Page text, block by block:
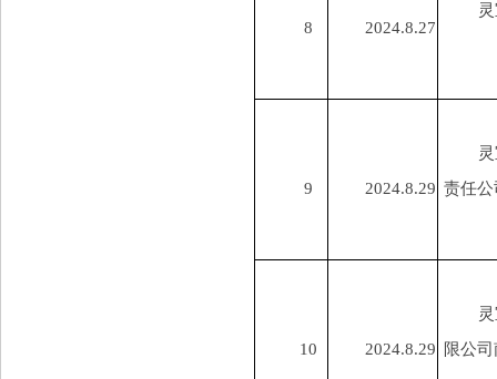
8 2024.8.27
9 2024.8.29 责任
10 2024.8.29
限公